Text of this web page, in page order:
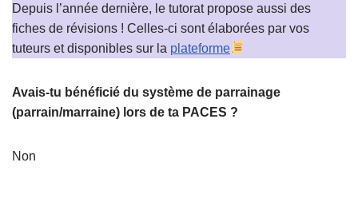
Depuis l’année dernière, le tutorat propose aussi des
fiches de révisions ! Celles-ci sont élaborées par vos
tuteurs et disponibles sur la plateforme
Avais-tu bénéficié du système de parrainage
(parrain/marraine) lors de ta PACES ?
Non